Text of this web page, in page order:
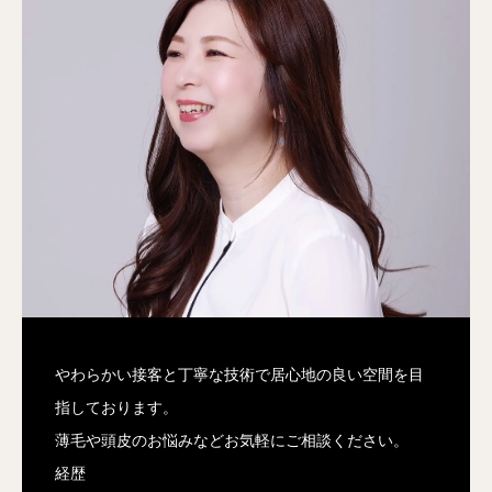
やわらかい接客と丁寧な技術で居心地の良い空間を目
指しております。
薄毛や頭皮のお悩みなどお気軽にご相談ください。
経歴